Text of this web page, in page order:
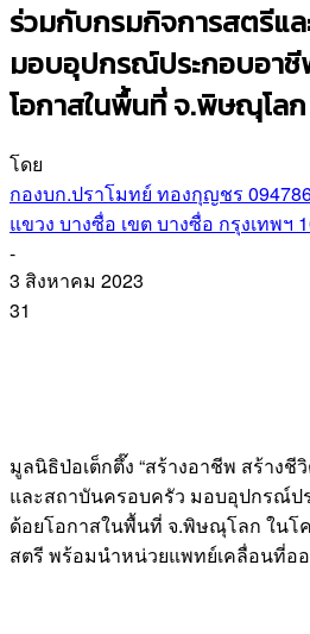
ร่วมกับกรมกิจการสตรีแ
มอบอุปกรณ์ประกอบอา
โอกาสในพื้นที่ จ.พิษณุโลก
โดย
กองบก.ปราโมทย์ ทองกุญชร
แขวง บางซื่อ เขต บางซื่อ กรุงเทพฯ
-
3 สิงหาคม 2023
31
มูลนิธิป่อเต็กตึ๊ง “สร้างอาชีพ สร้างชี
และสถาบันครอบครัว มอบอุปกรณ์ป
ด้อยโอกาสในพื้นที่ จ.พิษณุโลก ในโ
สตรี พร้อมนำหน่วยแพทย์เคลื่อนที่อ